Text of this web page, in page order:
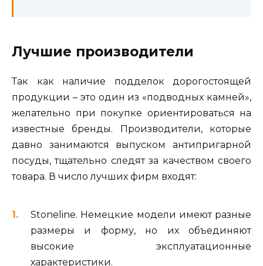
Лучшие производители
Так как наличие подделок дорогостоящей
продукции – это один из «подводных камней»,
желательно при покупке ориентироваться на
известные бренды. Производители, которые
давно занимаются выпуском антипригарной
посуды, тщательно следят за качеством своего
товара. В число лучших фирм входят:
Stoneline. Немецкие модели имеют разные
размеры и форму, но их объединяют
высокие эксплуатационные
характеристики.